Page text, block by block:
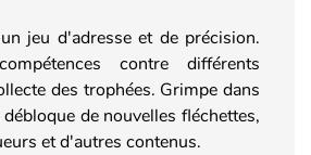
jeu d'adresse et de précision.
contre différents
des trophées. Grimpe dans
de nouvelles fléchettes,
et d'autres contenus.